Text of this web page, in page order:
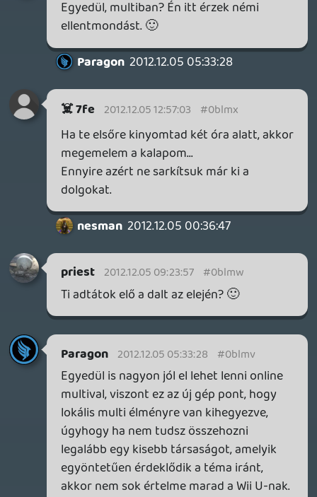
Paragon 2012.12.04 22:55:30
Bizonyára szép és jó dolog a Wii U az
ergonómikus tabletjével, meg az
aszimmetrikus multijával, de éppen ezért a
biztos, hogy ez lesz a nyerő platform.
Úgyhogy inkább más, jövőbeli masinára
kuporgatom a zsét.
Tommy_Angelo 2012.12.04 20:24:32
#0blmq
És ahogy a podcastban is hallható, mi van
akkor, ha elromlik a 3DS-ed, Wii U-d?
Necroman Mk2
Oldern 2012.12.04 19:40:26 #0blmp
Legközelebb többet kell innod akkor
előtte, más megoldás nincs 😛
2012.12.04 19:02:51
egy szóval nem mondtam hogy nem
tetszik mester! Csak hogy többet vártam,
azt hittem valami eszement bulit
csaptatok, végig röhögve hallgatom a
beszólásokat. Mind egymásra mind a
gépre jönnek a jelzők sorban. Nem ez lett
az év podcastje nosza bumm. Kevés volt a
pia, de erre csak most jöttem rá.